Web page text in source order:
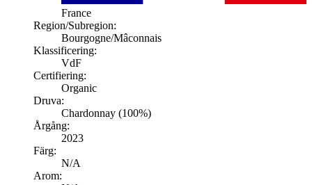
France
Region/Subregion:
Bourgogne/Mâconnais
Klassificering:
VdF
Certifiering:
Organic
Druva:
Chardonnay (100%)
Årgång:
2023
Färg:
N/A
Arom: